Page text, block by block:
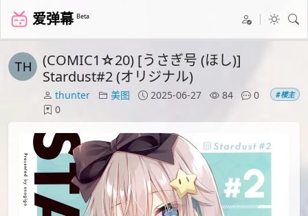
爱弹幕 Beta
(COMIC1☆20) [うさぎ号 (ほし)]
Stardust#2 (オリジナル)
thunter 美图 2025-06-27 84
0
0
#楼主